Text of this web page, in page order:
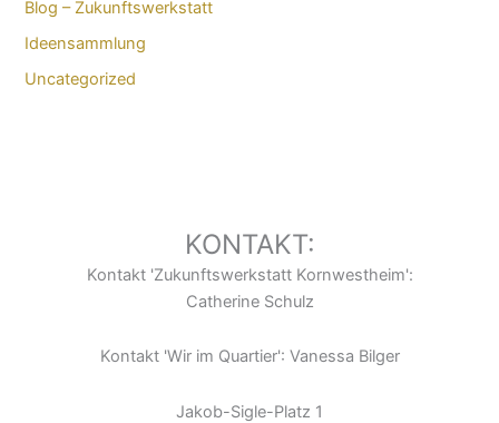
Blog – Zukunftswerkstatt
Ideensammlung
Uncategorized
KONTAKT:
Kontakt 'Zukunftswerkstatt Kornwestheim':
Catherine Schulz
Kontakt 'Wir im Quartier': Vanessa Bilger
Jakob-Sigle-Platz 1